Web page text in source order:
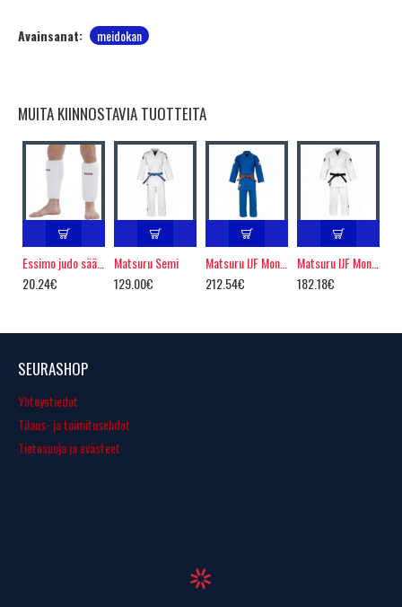
Avainsanat: meidokan
MUITA KIINNOSTAVIA TUOTTEITA
20.24€
Matsuru Semi
129.00€
Matsuru IJF Mondial, Sininen
212.54€
Matsuru IJF Mondial, Valkoinen
182.18€
SEURASHOP
Yhteystiedot
Tilaus- ja toimitusehdot
Tietosuoja ja evästeet